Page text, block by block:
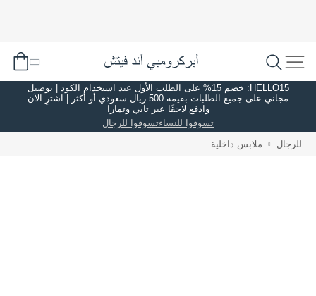
HELLO15: خصم 15% على الطلب الأول عند استخدام الكود | توصيل
مجاني على جميع الطلبات بقيمة 500 ريال سعودي أو أكثر | اشترِ الآن
وادفع لاحقًا عبر تابي وتمارا
تسوقوا للنساءتسوقوا للرجال
للرجال ملابس داخلية